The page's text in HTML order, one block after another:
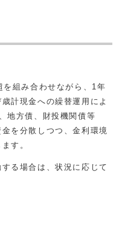
組み合わせながら、1年
計現金への繰替運用によ
地方債、財投機関債等
を分散しつつ、金利環境
す。
る場合は、状況に応じて